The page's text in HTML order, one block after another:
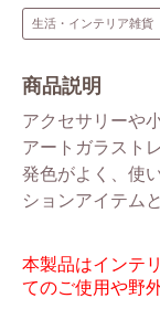
生活・インテリア雑貨
商品説明
アクセサリーや
アートガラストレ
発色がよく、使
ションアイテム
本製品はインテ
てのご使用や野